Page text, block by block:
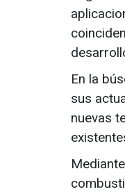
En la
sus
nuevas